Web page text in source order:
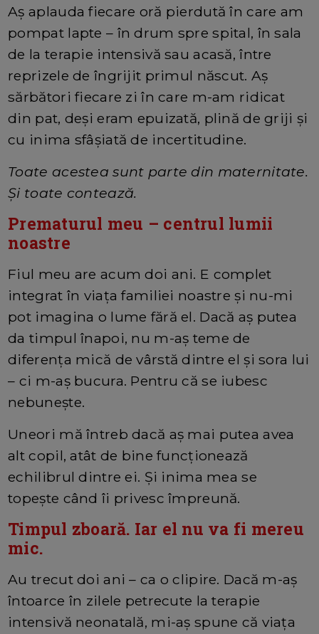
Aș aplauda fiecare oră pierdută în care am
pompat lapte – în drum spre spital, în sala
de la terapie intensivă sau acasă, între
reprizele de îngrijit primul născut. Aș
sărbători fiecare zi în care m-am ridicat
din pat, deși eram epuizată, plină de griji și
cu inima sfâșiată de incertitudine.
Toate acestea sunt parte din maternitate.
Și toate contează.
Prematurul meu – centrul lumii
noastre
Fiul meu are acum doi ani. E complet
integrat în viața familiei noastre și nu-mi
pot imagina o lume fără el. Dacă aș putea
da timpul înapoi, nu m-aș teme de
diferența mică de vârstă dintre el și sora lui
– ci m-aș bucura. Pentru că se iubesc
nebunește.
Uneori mă întreb dacă aș mai putea avea
alt copil, atât de bine funcționează
echilibrul dintre ei. Și inima mea se
topește când îi privesc împreună.
Timpul zboară. Iar el nu va fi mereu
mic.
Au trecut doi ani – ca o clipire. Dacă m-aș
întoarce în zilele petrecute la terapie
intensivă neonatală, mi-aș spune că viața